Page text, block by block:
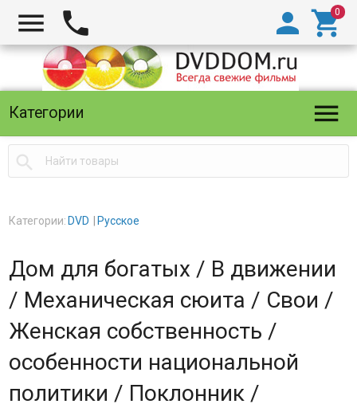
  

Категории 

Категории: DVD Русское
Дом для богатых / В движении
/ Механическая сюита / Свои /
Женская собственность /
особенности национальной
политики / Поклонник /